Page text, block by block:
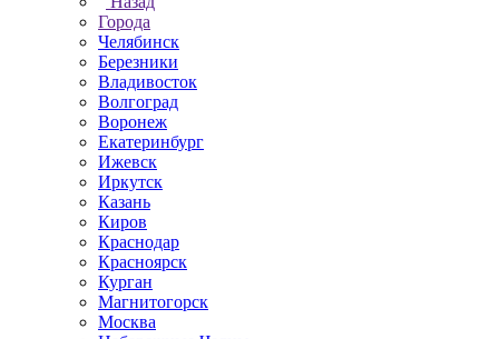
Города
Челябинск
Березники
Владивосток
Волгоград
Воронеж
Екатеринбург
Ижевск
Иркутск
Казань
Киров
Краснодар
Красноярск
Курган
Магнитогорск
Москва